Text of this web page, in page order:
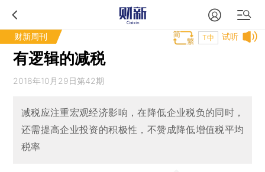
财新周刊 试听
T中
有逻辑的减税
2018年10月29日第42期
减税应注重宏观经济影响，在降低企业税负的同时，
还需提高企业投资的积极性，不赞成降低增值税平均
税率